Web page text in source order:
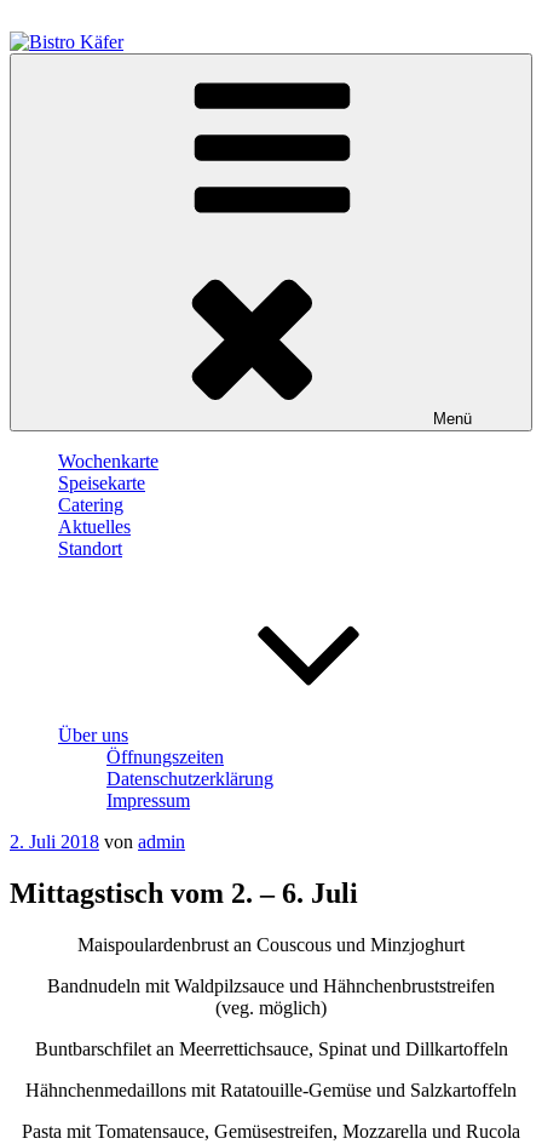
Inhalt
springen
Café – Bistro – Catering
Menü
Wochenkarte
Speisekarte
Catering
Aktuelles
Standort
Über uns
Öffnungszeiten
Datenschutzerklärung
Impressum
Veröffentlicht
2. Juli 2018 von admin
Mittagstisch vom 2. – 6. Juli
Maispoulardenbrust an Couscous und Minzjoghurt
Bandnudeln mit Waldpilzsauce und Hähnchenbruststreifen
(veg. möglich)
Buntbarschfilet an Meerrettichsauce, Spinat und Dillkartoffeln
Hähnchenmedaillons mit Ratatouille-Gemüse und Salzkartoffeln
Pasta mit Tomatensauce, Gemüsestreifen, Mozzarella und Rucola